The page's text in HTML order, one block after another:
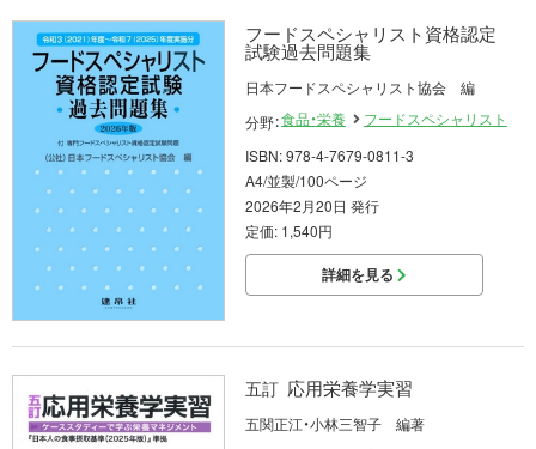
フードスペシャリスト資格認定
試験過去問題集
日本フードスペシャリスト協会 編
分野：食品・栄養
フードスペシャリスト
ISBN: 978-4-7679-0811-3
A4/並製/100ページ
2026年2月20日 発行
定価: 1,540円
詳細を見る
五訂 応用栄養学実習
五関正江・小林三智子 編著